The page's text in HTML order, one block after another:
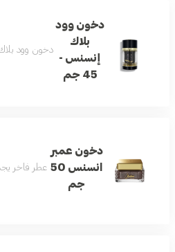
دخون وود
بلاك
إنسنس -
45 جم
دخون وود
دخون عمبر
انسنس 50
جم
عطر فاخر